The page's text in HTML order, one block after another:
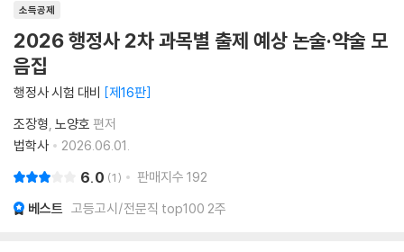
소득공제
2026 행정사 2차 과목별 출제 예상 논술·약술 모
음집
행정사 시험 대비 제16판
조장형 노양호 편저
법학사
2026.06.01.
6.0 1 판매지수 192
베스트 고등고시/전문직 top100 2주